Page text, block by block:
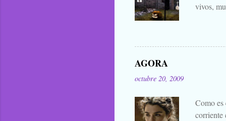
vivos,
lo han
AGORA
octubre 20, 2009
Como es
corriente